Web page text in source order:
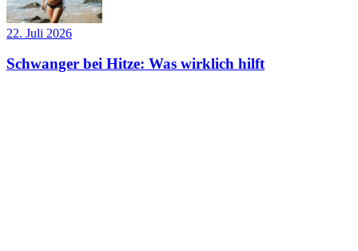
22. Juli 2026
Schwanger bei Hitze: Was wirklich hilft